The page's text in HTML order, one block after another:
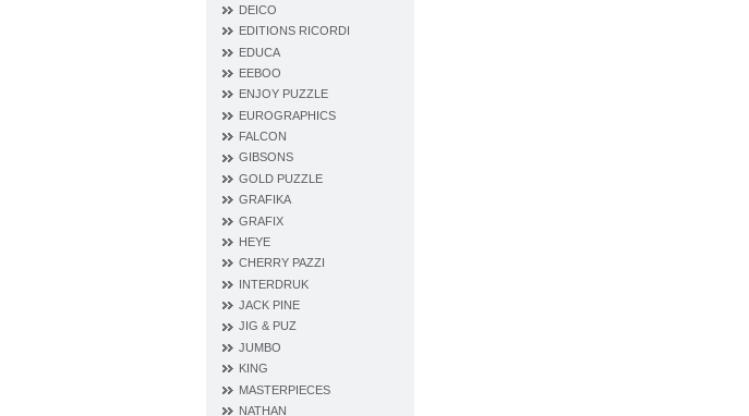
DEICO
EDITIONS RICORDI
EDUCA
EEBOO
ENJOY PUZZLE
EUROGRAPHICS
FALCON
GIBSONS
GOLD PUZZLE
GRAFIKA
GRAFIX
HEYE
CHERRY PAZZI
INTERDRUK
JACK PINE
JIG & PUZ
JUMBO
KING
MASTERPIECES
NATHAN